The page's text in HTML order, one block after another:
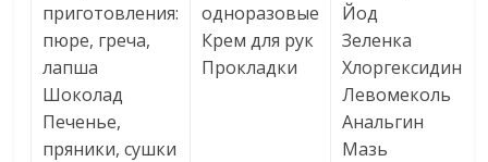
приготовления:
пюре, греча,
лапша
Шоколад
Печенье,
пряники, сушки
одноразовые
Крем для рук
Прокладки
Йод
Зеленка
Хлоргексидин
Левомеколь
Анальгин
Мазь